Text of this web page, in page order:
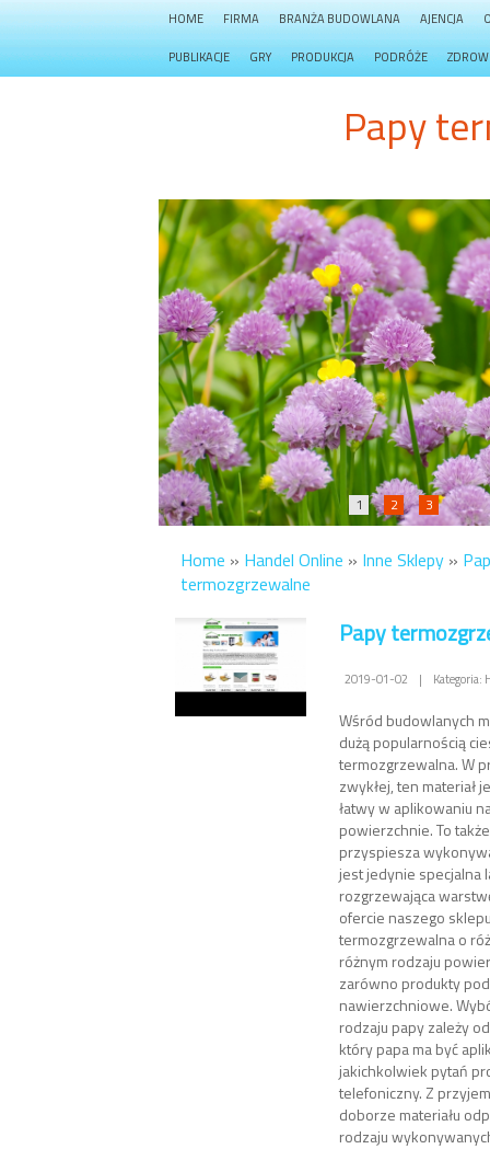
HOME FIRMA BRANŻA BUDOWLANA AJENCJA
PUBLIKACJE GRY PRODUKCJA PODRÓŻE
Papy
1 2 3
Home » Handel Online » Inne Sklepy »
termozgrzewalne
Papy
2019-01-02 | Kategoria:
Wśród budowlanych
dużą popularnością
termozgrzewalna. W
zwykłej, ten materiał
łatwy w aplikowaniu
powierzchnie. To
przyspiesza
jest jedynie specjalna
rozgrzewająca
ofercie naszego
termozgrzewalna o
różnym rodzaju
zarówno produkty
nawierzchniowe.
rodzaju papy zależy
który papa ma być
jakichkolwiek pytań
telefoniczny. Z
doborze materiału
rodzaju